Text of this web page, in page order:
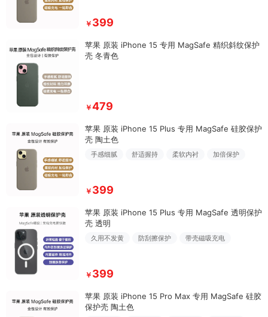
￥ 399
苹果 原装 iPhone 15 专用 MagSafe 精织斜纹保护
壳 冬青色
￥479
苹果 原装 iPhone 15 Plus 专用 MagSafe 硅胶保护
壳 陶土色
手感细腻 舒适握持 柔软内衬 加倍保护
￥ 399
苹果 原装 iPhone 15 Plus 专用 MagSafe 透明保护
壳 透明
久用不发黄 防刮擦保护 带壳磁吸充电
￥ 399
苹果 原装 iPhone 15 Pro Max 专用 MagSafe 硅胶
保护壳 陶土色